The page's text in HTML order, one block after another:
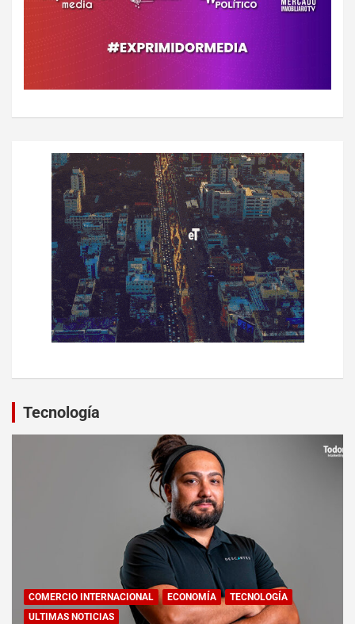
Tecnología
COMERCIO INTERNACIONAL ECONOMÍA
TECNOLOGÍA
ULTIMAS NOTICIAS